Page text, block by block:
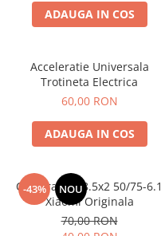
ADAUGA IN COS
Acceleratie Universala
Trotineta Electrica
60,00 RON
ADAUGA IN COS
-43% NOU
Camera Aer 8.5x2 50/75-6.1
Xiaomi Originala
70,00 RON